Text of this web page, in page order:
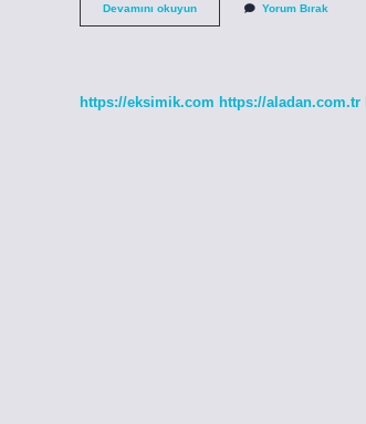
Devamını okuyunHamilelikte
Sırt
Yorum Bırak
https://eksimik.com https://aladan.com.tr